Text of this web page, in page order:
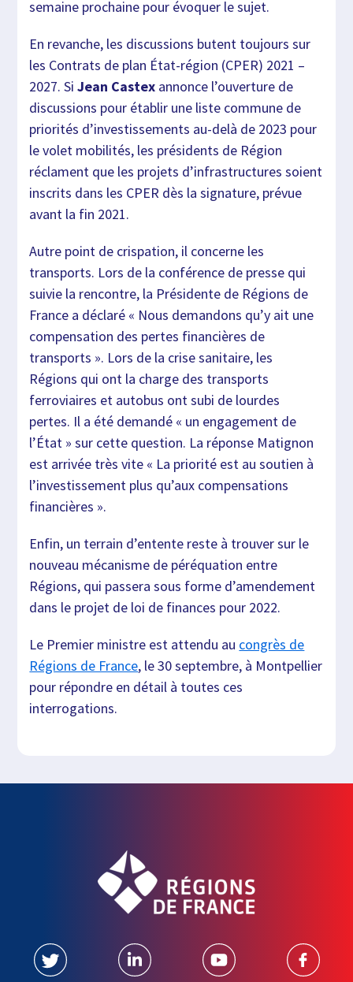
semaine prochaine pour évoquer le sujet.
En revanche, les discussions butent toujours sur
les Contrats de plan État-région (CPER) 2021 –
2027. SiJean Castex annonce l’ouverture de
discussions pour établir une liste commune de
priorités d’investissements au-delà de 2023 pour
le volet mobilités, les présidents de Région
réclament que les projets d’infrastructures soient
inscrits dans les CPER dès la signature, prévue
avant la fin 2021.
Autre point de crispation, il concerne les
transports. Lors de la conférence de presse qui
suivie la rencontre, la Présidente de Régions de
France a déclaré « Nous demandons qu’y ait une
compensation des pertes financières de
transports ». Lors de la crise sanitaire, les
Régions qui ont la charge des transports
ferroviaires et autobus ont subi de lourdes
pertes. Il a été demandé « un engagement de
l’État » sur cette question. La réponse Matignon
est arrivée très vite « La priorité est au soutien à
l’investissement plus qu’aux compensations
financières ».
Enfin, un terrain d’entente reste à trouver sur le
nouveau mécanisme de péréquation entre
Régions, qui passera sous forme d’amendement
dans le projet de loi de finances pour 2022.
Le Premier ministre est attendu au congrès de
Régions de France, le 30 septembre, à Montpellier
pour répondre en détail à toutes ces
interrogations.